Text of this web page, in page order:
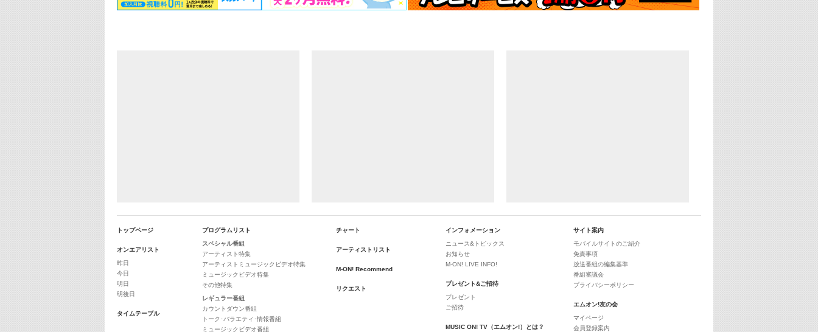
2021→2025年
トップページ
オンエアリスト
昨日
今日
明日
明後日
タイムテーブル
プログラムリスト
スペシャル番組
アーティスト特集
アーティストミュージックビデオ特集
ミュージックビデオ特集
その他特集
レギュラー番組
カウントダウン番組
トーク･バラエティ･情報番組
ミュージックビデオ番組
チャート
アーティストリスト
M-ON! Recommend
リクエスト
インフォメーション
ニュース&トピックス
お知らせ
M-ON! LIVE INFO!
プレゼント&ご招待
プレゼント
ご招待
MUSIC ON! TV（エムオン!）とは？
サイト案内
モバイルサイトのご紹介
免責事項
放送番組の編集基準
番組審議会
プライバシーポリシー
エムオン!友の会
マイページ
会員登録案内